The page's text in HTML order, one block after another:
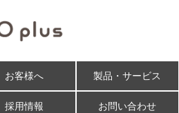
お客様へ 製品・サービス
採用情報 お問い合わせ